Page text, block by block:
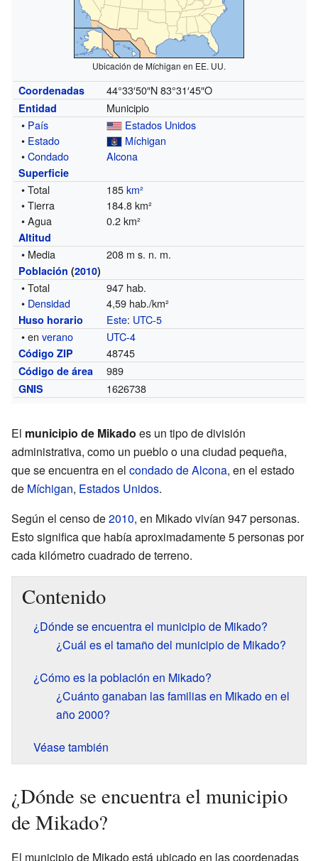
Ubicación de Míchigan en EE. UU.
Coordenadas 44°33′50″N 83°31′45″O
Entidad
Municipio
• País
Estados Unidos
• Estado
Míchigan
•Condado Alcona
Superficie
• Total 185km²
• Tierra
184.8 km²
• Agua
0.2 km²
Altitud
• Media 208 m s. n. m.
Población (2010)
• Total
947 hab.
• Densidad 4,59 hab./km²
Huso horario Este: UTC-5
• enverano UTC-4
Código ZIP 48745
Código de área 989
GNIS 1626738
El municipio de Mikado es un tipo de división
administrativa, como un pueblo o una ciudad pequeña,
que se encuentra en el condado de Alcona, en el estado
de Míchigan, Estados Unidos.
Según el censo de2010, en Mikado vivían 947 personas.
Esto significa que había aproximadamente 5 personas por
cada kilómetro cuadrado de terreno.
Contenido
¿Dónde se encuentra el municipio de Mikado?
¿Cuál es el tamaño del municipio de Mikado?
¿Cómo es la población en Mikado?
¿Cuánto ganaban las familias en Mikado en el
año 2000?
Véase también
¿Dónde se encuentra el municipio
de Mikado?
El municipio de Mikado está ubicado en las coordenadas